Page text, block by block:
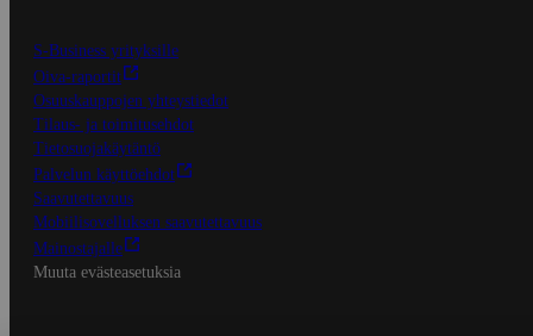
S-Business yrityksille
Oiva-raportit
Osuuskauppojen yhteystiedot
Tilaus- ja toimitusehdot
Tietosuojakäytäntö
Palvelun käyttöehdot
Saavutettavuus
Mobiilisovelluksen saavutettavuus
Mainostajalle
Muuta evästeasetuksia